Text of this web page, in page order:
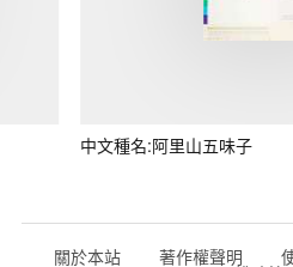
中文種名:阿里山五味子
關於本站 著作權聲明